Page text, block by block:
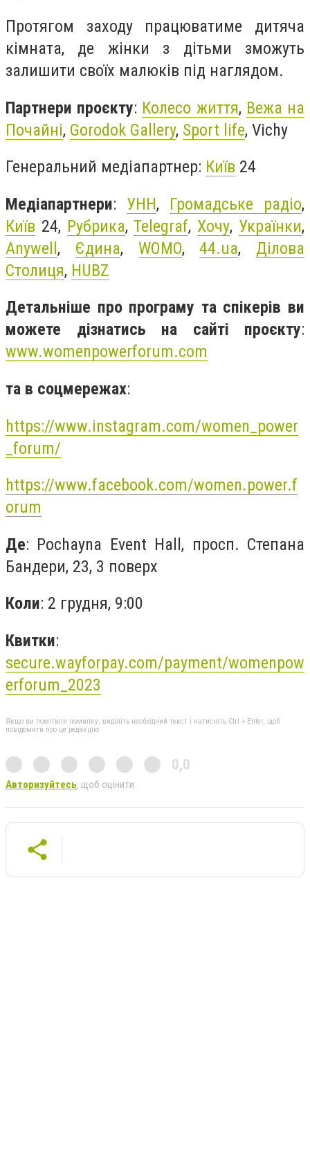
Протягом заходу працюватиме дитяча
кімната, де жінки з дітьми зможуть
залишити своїх малюків під наглядом.
Партнери проєкту: Колесо життя, Вежа на
Почайні, Gorodok Gallery, Sport life, Vichy
Генеральний медіапартнер: Київ 24
Медіапартнери: УНН, Громадське радіо,
Київ 24, Рубрика,Telegraf, Хочу, Українки,
Anywell, Єдина, WOMO,44.ua, Ділова
Столиця, HUBZ
Детальніше про програму та спікерів ви
можете ​дізнатись на сайті проєкту:
www.womenpowerforum.com
та в соцмережах:
https://www.instagram.com/women_power
_forum/
https://www.facebook.com/women.power.f
orum
Де: Pochayna Event Hall, просп. Степана
Бандери, 23, 3 поверх
Коли: 2 грудня, 9:00
Квитки:
secure.wayforpay.com/payment/womenpow
erforum_2023
Якщо ви помітили помилку, виділіть необхідний текст і натисніть Ctrl + Enter, щоб
повідомити про це редакцію
0,0
Авторизуйтесь, щоб оцінити